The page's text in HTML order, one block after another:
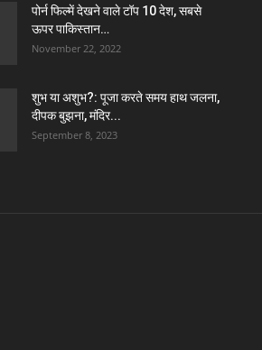
पोर्न फिल्में देखने वाले टॉप 10 देश, सबसे
ऊपर पाकिस्तान…
November 22, 2022
शुभ या अशुभ?: पूजा करते समय हाथ जलना,
दीपक बुझना, मंदिर...
September 8, 2023